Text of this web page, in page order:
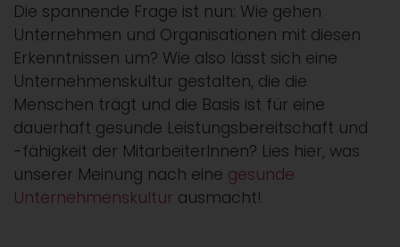
Die spannende Frage ist nun: Wie gehen
Unternehmen und Organisationen mit diesen
Erkenntnissen um? Wie also lässt sich eine
Unternehmenskultur gestalten, die die
Menschen trägt und die Basis ist für eine
dauerhaft gesunde Leistungsbereitschaft und
-fähigkeit der MitarbeiterInnen? Lies hier, was
unserer Meinung nach eine gesunde
Unternehmenskultur ausmacht!